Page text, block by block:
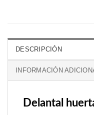
DESCRIPCIÓN
INFORMACIÓN
Delantal